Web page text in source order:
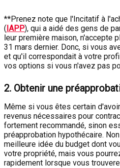
**Prenez note que l'Incitatif à
(IAPP), qui a aidé des gens de
leur première maison, n'accepte
31 mars dernier. Donc, si vous
et qu'il correspondait à votre
vos options si vous n'avez pas
2. Obtenir une
Même si vous êtes certain
revenus nécessaires pour
fortement recommandé, sinon
préapprobation hypothécaire.
meilleure idée du budget dont
votre propriété, mais vous
rapidement lorsque vous